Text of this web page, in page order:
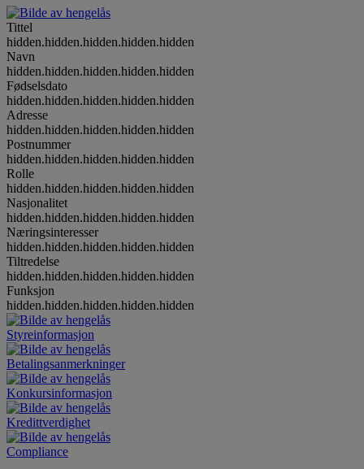
Tittel
hidden.hidden.hidden.hidden.hidden
Navn
hidden.hidden.hidden.hidden.hidden
Fødselsdato
hidden.hidden.hidden.hidden.hidden
Adresse
hidden.hidden.hidden.hidden.hidden
Postnummer
hidden.hidden.hidden.hidden.hidden
Rolle
hidden.hidden.hidden.hidden.hidden
Nasjonalitet
hidden.hidden.hidden.hidden.hidden
Næringsinteresser
hidden.hidden.hidden.hidden.hidden
Tiltredelse
hidden.hidden.hidden.hidden.hidden
Funksjon
hidden.hidden.hidden.hidden.hidden
Styreinformasjon
Betalingsanmerkninger
Konkursinformasjon
Kredittverdighet
Compliance